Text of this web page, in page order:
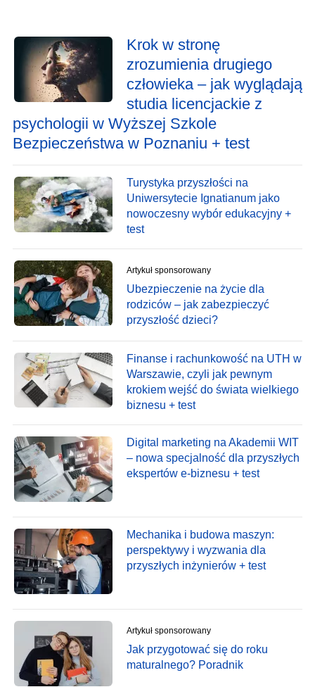
Krok w stronę
zrozumienia drugiego
człowieka – jak wyglądają
studia licencjackie z
psychologii w Wyższej Szkole
Bezpieczeństwa w Poznaniu + test
Turystyka przyszłości na
Uniwersytecie Ignatianum jako
nowoczesny wybór edukacyjny +
test
Artykuł sponsorowany
Ubezpieczenie na życie dla
rodziców – jak zabezpieczyć
przyszłość dzieci?
Finanse i rachunkowość na UTH w
Warszawie, czyli jak pewnym
krokiem wejść do świata wielkiego
biznesu + test
Digital marketing na Akademii WIT
– nowa specjalność dla przyszłych
ekspertów e-biznesu + test
Mechanika i budowa maszyn:
perspektywy i wyzwania dla
przyszłych inżynierów + test
Artykuł sponsorowany
Jak przygotować się do roku
maturalnego? Poradnik